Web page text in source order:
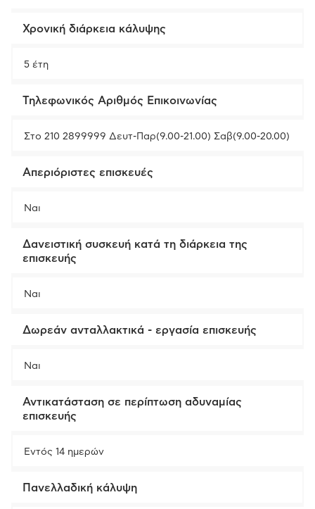
Χρονική διάρκεια κάλυψης
5 έτη
Τηλεφωνικός Αριθμός Επικοινωνίας
Στο 210 2899999 Δευτ-Παρ(9.00-21.00) Σαβ(9.00-20.00)
Απεριόριστες επισκευές
Ναι
Δανειστική συσκευή κατά τη διάρκεια της
επισκευής
Ναι
Δωρεάν ανταλλακτικά - εργασία επισκευής
Ναι
Αντικατάσταση σε περίπτωση αδυναμίας
επισκευής
Εντός 14 ημερών
Πανελλαδική κάλυψη